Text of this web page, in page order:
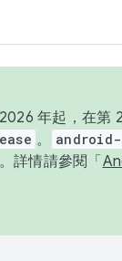
年起，在第
。
詳情請參閱「